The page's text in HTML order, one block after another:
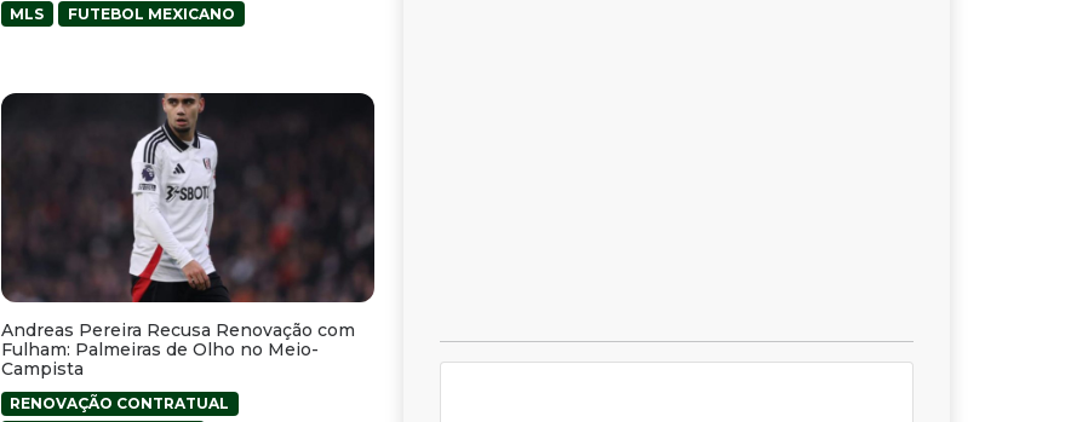
MLS FUTEBOL MEXICANO
Andreas Pereira Recusa Renovação com
Fulham: Palmeiras de Olho no Meio-
Campista
RENOVAÇÃO CONTRATUAL